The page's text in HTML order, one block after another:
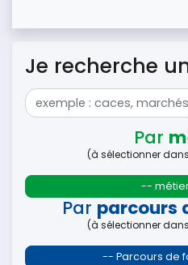
Je recherche
Par
(à sélectionner
--
Par parcours
(à sélectionner
-- Parcours de